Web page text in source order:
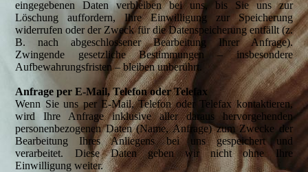
eingegebenen Daten verbleiben bei uns, bis Sie uns zur
Löschung auffordern, Ihre Einwilligung zur Speicherung
widerrufen oder der Zweck für die Datenspeicherung entfällt (z.
B. nach abgeschlossener Bearbeitung Ihrer Anfrage).
Zwingende gesetzliche Bestimmungen – insbesondere
Aufbewahrungsfristen – bleiben unberührt.
Anfrage per E-Mail, Telefon oder Telefax
Wenn Sie uns per E-Mail, Telefon oder Telefax kontaktieren,
wird Ihre Anfrage inklusive aller daraus hervorgehenden
personenbezogenen Daten (Name, Anfrage) zum Zwecke der
Bearbeitung Ihres Anliegens bei uns gespeichert und
verarbeitet. Diese Daten geben wir nicht ohne Ihre
Einwilligung weiter.